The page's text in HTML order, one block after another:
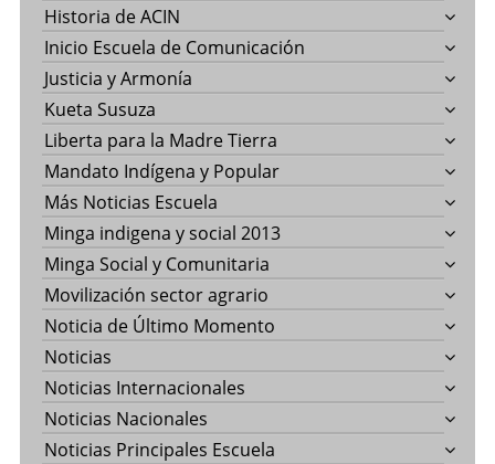
Historia de ACIN
Inicio Escuela de Comunicación
Justicia y Armonía
Kueta Susuza
Liberta para la Madre Tierra
Mandato Indígena y Popular
Más Noticias Escuela
Minga indigena y social 2013
Minga Social y Comunitaria
Movilización sector agrario
Noticia de Último Momento
Noticias
Noticias Internacionales
Noticias Nacionales
Noticias Principales Escuela